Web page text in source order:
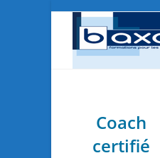
Coach
certifié